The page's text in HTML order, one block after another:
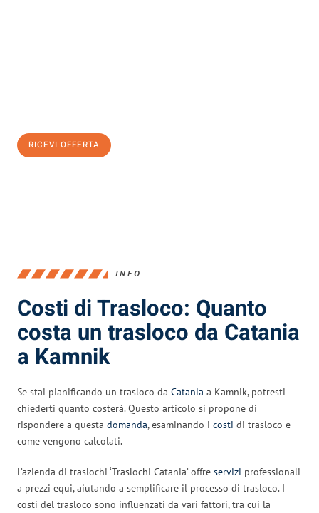
RICEVI OFFERTA
INFO
Costi di Trasloco: Quanto
costa un trasloco da Catania
a Kamnik
Se stai pianificando un trasloco da Catania a Kamnik, potresti
chiederti quanto costerà. Questo articolo si propone di
rispondere a questa domanda, esaminando i costi di trasloco e
come vengono calcolati.
L’azienda di traslochi ‘Traslochi Catania’ offre servizi professionali
a prezzi equi, aiutando a semplificare il processo di trasloco. I
costi del trasloco sono influenzati da vari fattori, tra cui la